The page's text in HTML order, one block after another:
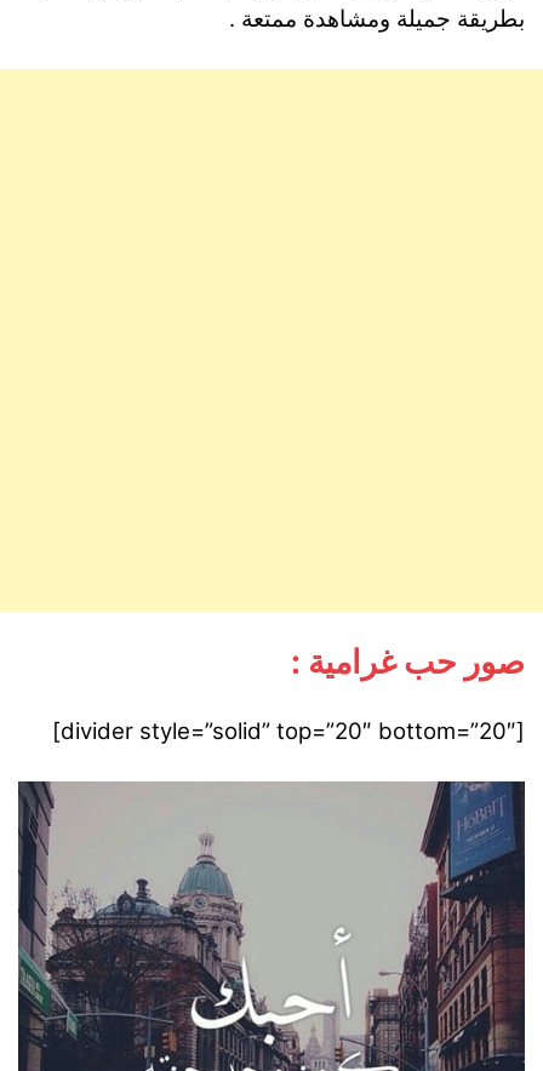
بطريقة جميلة ومشاهدة ممتعة .
صور حب غرامية :
[divider style=”solid” top=”20″ bottom=”20″]